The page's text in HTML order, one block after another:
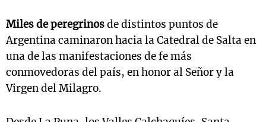
Miles de peregrinosde distintos puntos de
Argentina caminaron hacia la Catedral de Salta en
una de las manifestaciones de fe más
conmovedoras del país, en honor al Señor y la
Virgen del Milagro.